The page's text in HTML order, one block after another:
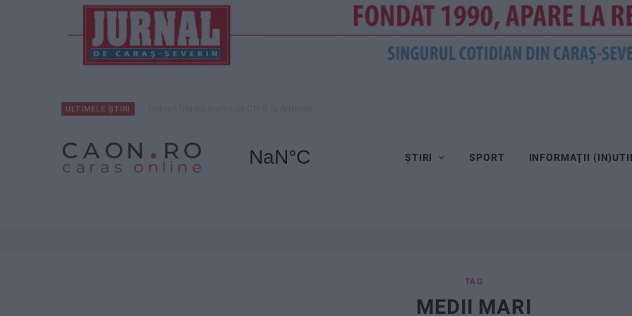
ULTIMELE ȘTIRI
ȘTIRI SPORT INFORMAŢII
TAG
MEDII MARI